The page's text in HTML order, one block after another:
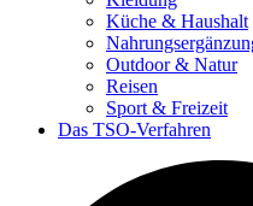
Küche & Haushalt
Outdoor & Natur
Reisen
Sport & Freizeit
Das TSO-Verfahren